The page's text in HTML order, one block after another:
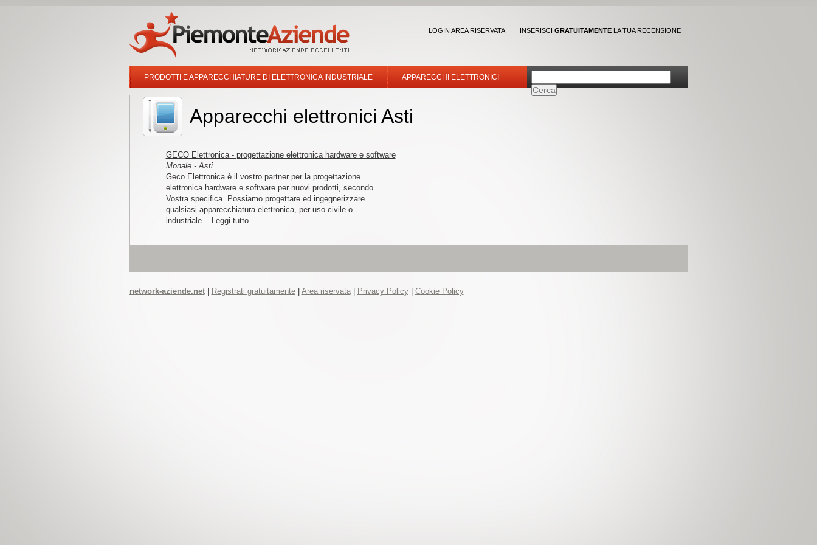
LOGIN AREA RISERVATA INSERISCI GRATUITAMENTELA TUA RECENSIONE
PRODOTTI E APPARECCHIATURE DI ELETTRONICA INDUSTRIALE APPARECCHI ELETTRONICI
Apparecchi elettronici Asti
GECO Elettronica - progettazione elettronica hardware e software
Monale - Asti
Geco Elettronica è il vostro partner per la progettazione
elettronica hardware e software per nuovi prodotti, secondo
Vostra specifica. Possiamo progettare ed ingegnerizzare
qualsiasi apparecchiatura elettronica, per uso civile o
industriale... Leggi tutto
network-aziende.net| Registrati gratuitamente| Area riservata| Privacy Policy| Cookie Policy